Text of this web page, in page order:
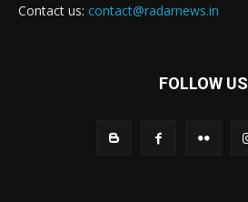
Contact us: contact@radarnews.in
FOLLOW US